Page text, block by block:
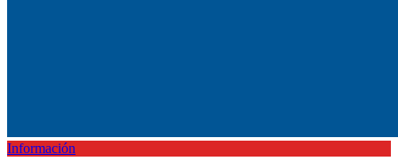
Información